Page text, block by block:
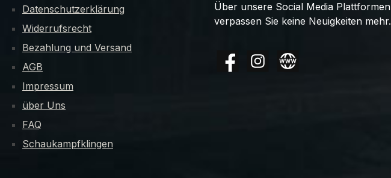
Datenschutzerklärung
Widerrufsrecht
Bezahlung und Versand
AGB
Impressum
über Uns
FAQ
Schaukampfklingen
Über unsere Social Media Plattformen
verpassen Sie keine Neuigkeiten mehr.
FacebookInstagramWebsite